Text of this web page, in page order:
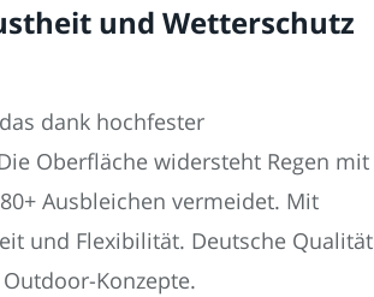
und Wetterschutz
dank hochfester
Oberfläche widersteht Regen mit
Ausbleichen vermeidet. Mit
und Flexibilität. Deutsche Qualität
Konzepte.